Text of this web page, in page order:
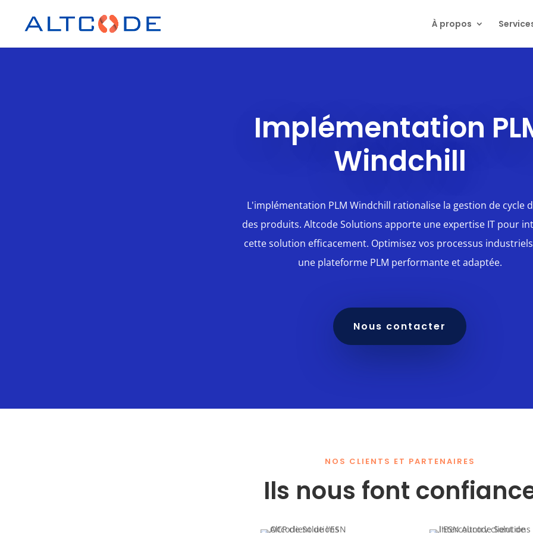
À propos
Implémentation
Windchill
L'implémentation PLM Windchill rationalise la gestion de cycle
des produits. Altcode Solutions apporte une expertise IT pour
cette solution efficacement. Optimisez vos processus
une plateforme PLM performante et adaptée.
Nous contacter
NOS CLIENTS ET PARTENAIRES
Ils nous font